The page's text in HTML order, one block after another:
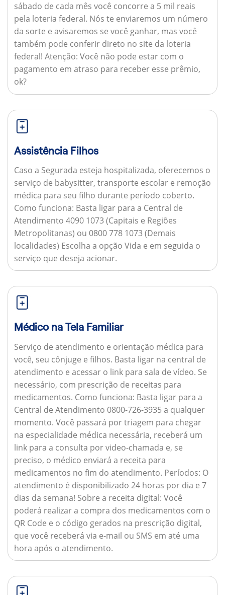
sábado de cada mês você concorre a 5 mil reais
pela loteria federal. Nós te enviaremos um número
da sorte e avisaremos se você ganhar, mas você
também pode conferir direto no site da loteria
federal! Atenção: Você não pode estar com o
pagamento em atraso para receber esse prêmio,
ok?
Assistência Filhos
Caso a Segurada esteja hospitalizada, oferecemos o
serviço de babysitter, transporte escolar e remoção
médica para seu filho durante período coberto.
Como funciona: Basta ligar para a Central de
Atendimento 4090 1073 (Capitais e Regiões
Metropolitanas) ou 0800 778 1073 (Demais
localidades) Escolha a opção Vida e em seguida o
serviço que deseja acionar.
Médico na Tela Familiar
Serviço de atendimento e orientação médica para
você, seu cônjuge e filhos. Basta ligar na central de
atendimento e acessar o link para sala de vídeo. Se
necessário, com prescrição de receitas para
medicamentos. Como funciona: Basta ligar para a
Central de Atendimento 0800-726-3935 a qualquer
momento. Você passará por triagem para chegar
na especialidade médica necessária, receberá um
link para a consulta por video-chamada e, se
preciso, o médico enviará a receita para
medicamentos no fim do atendimento. Períodos: O
atendimento é disponibilizado 24 horas por dia e 7
dias da semana! Sobre a receita digital: Você
poderá realizar a compra dos medicamentos com o
QR Code e o código gerados na prescrição digital,
que você receberá via e-mail ou SMS em até uma
hora após o atendimento.